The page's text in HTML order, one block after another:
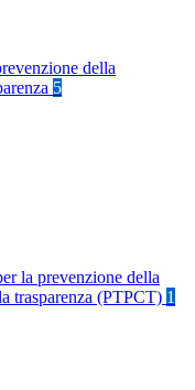
della
5
la prevenzione della
trasparenza (PTPCT) 1